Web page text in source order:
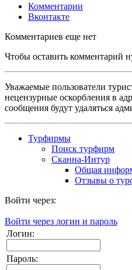
Комментарии
Вконтакте
Комментариев еще нет
Чтобы оставить комментарий
Уважаемые пользователи
нецензурные оскорбления в
сообщения будут удаляться
Турфирмы
Поиск турфирм
Сканна-Интур
Общая
Отзывы о
Войти через:
Войти через логин и пароль
Логин:
Пароль: